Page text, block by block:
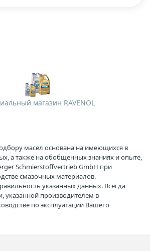
магазин RAVENOL
масел основана на имеющихся в
а также на обобщенных знаниях и опыте,
Schmierstoffvertrieb GmbH при
смазочных материалов.
указанных данных. Всегда
указанной производителем в
по эксплуатации Вашего